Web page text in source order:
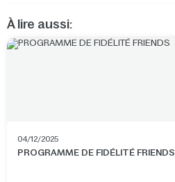
À lire aussi:
04/12/2025
PROGRAMME DE FIDÉLITÉ FRIENDS